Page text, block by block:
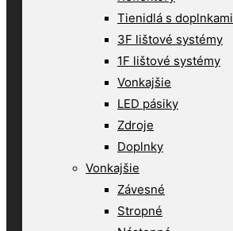
Tienidlá s doplnkami
3F lištové systémy
1F lištové systémy
Vonkajšie
LED pásiky
Zdroje
Doplnky
Vonkajšie
Závesné
Stropné